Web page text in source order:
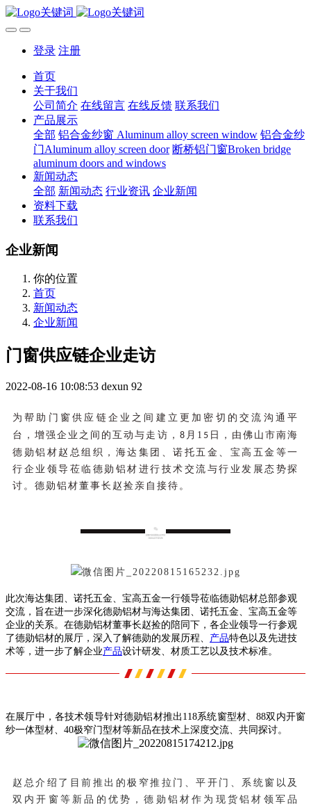
登录 注册
首页
关于我们
公司简介 在线留言 在线反馈 联系我们
产品展示
全部 铝合金纱窗 Aluminum alloy screen window 铝合金纱
门Aluminum alloy screen door 断桥铝门窗Broken bridge
aluminum doors and windows
新闻动态
全部 新闻动态 行业资讯 企业新闻
资料下载
联系我们
企业新闻
你的位置
首页
新闻动态
企业新闻
门窗供应链企业走访
2022-08-16 10:08:53 dexun 92
为帮助门窗供应链企业之间建立更加密切的交流沟通平
台，增强企业之间的互动与走访，8 月1 5 日，由佛山市南海
德勋铝材赵总组织，海达集团、诺托五金、宝高五金等一
行企业领导莅临德勋铝材进行技术交流与行业发展态势探
讨。德勋铝材董事长赵捡亲自接待。
此次海达集团、诺托五金、宝高五金一行领导莅临德勋铝材总部参观
交流，旨在进一步深化德勋铝材与海达集团、诺托五金、宝高五金等
企业的关系。在德勋铝材董事长赵捡的陪同下，各企业领导一行参观
了德勋铝材的展厅，深入了解德勋的发展历程、 产品特色以及先进技
术等，进一步了解企业产品设计研发、材质工艺以及技术标准。
在展厅中，各技术领导针对德勋铝材推出118系统窗型材、88双内开窗
纱一体型材、40极窄门型材等新品在技术上深度交流、共同探讨。
赵总介绍了目前推出的极窄推拉门、平开门、系统窗以及
双内开窗等新品的优势，德勋铝材作为现货铝材领军品